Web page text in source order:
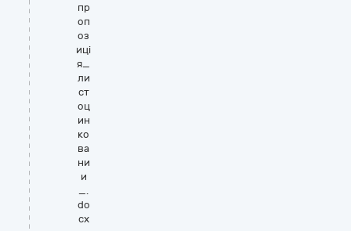
пр
оп
оз
иці
я_
ли
ст
оц
ин
ко
ва
ни
и
_.
do
cx